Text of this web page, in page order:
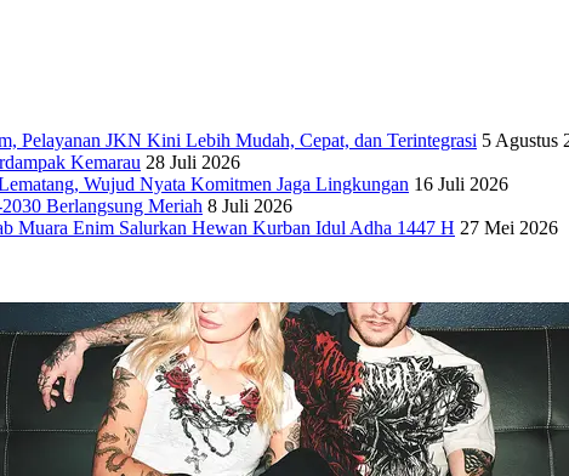
Pelayanan JKN Kini Lebih Mudah, Cepat, dan Terintegrasi 5 Agustus
Kemarau 28 Juli 2026
Wujud Nyata Komitmen Jaga Lingkungan 16 Juli 2026
Berlangsung Meriah 8 Juli 2026
Muara Enim Salurkan Hewan Kurban Idul Adha 1447 H 27 Mei 2026